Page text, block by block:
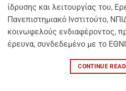
ίδρυσης και λειτουργίας του,
Πανεπιστημιακό Ινστιτούτο,
κοινωφελούς ενδιαφέροντος,
έρευνα, συνδεδεμένο με το
CONTINUE